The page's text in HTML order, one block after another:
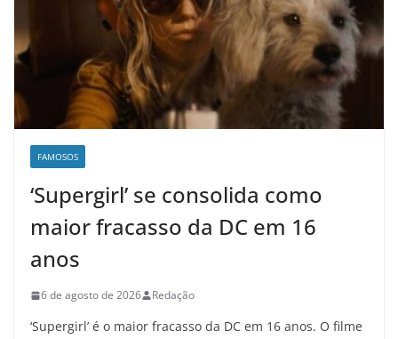
FAMOSOS
‘Supergirl’ se consolida como
maior fracasso da DC em 16
anos
6 de agosto de 2026 Redação
‘Supergirl’ é o maior fracasso da DC em 16 anos. O filme